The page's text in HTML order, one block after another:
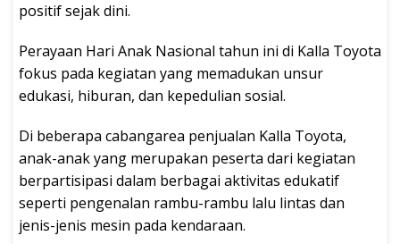
positif sejak dini.
Perayaan Hari Anak Nasional tahun ini di Kalla Toyota
fokus pada kegiatan yang memadukan unsur
edukasi, hiburan, dan kepedulian sosial.
Di beberapa cabangarea penjualan Kalla Toyota,
anak-anak yang merupakan peserta dari kegiatan
berpartisipasi dalam berbagai aktivitas edukatif
seperti pengenalan rambu-rambu lalu lintas dan
jenis-jenis mesin pada kendaraan.